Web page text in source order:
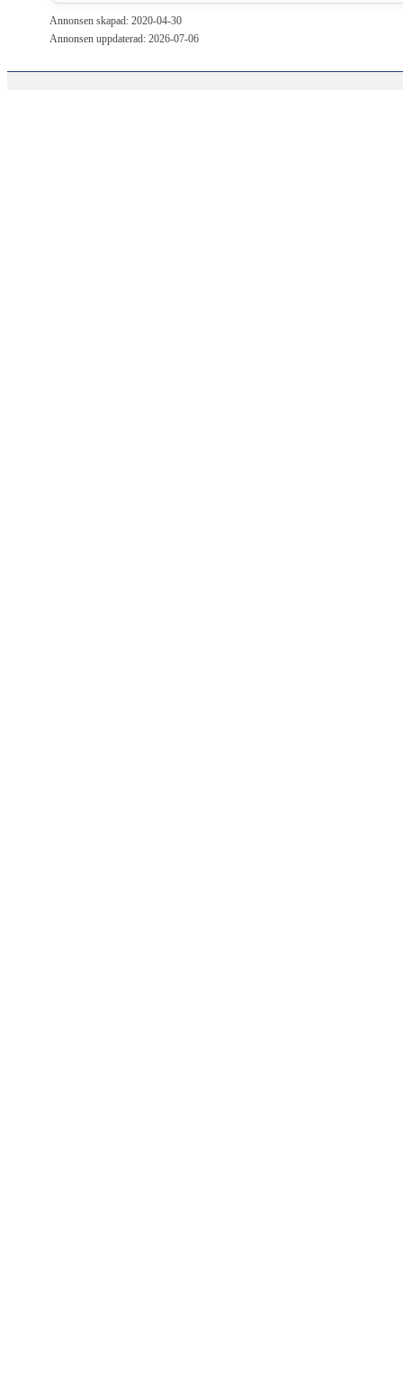
Annonsen skapad: 2020-04-30
Annonsen uppdaterad: 2026-07-06